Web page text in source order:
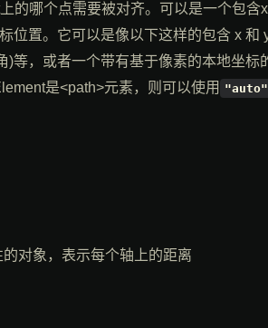
的哪个点需要被对齐。可以是一个包含
位置。它可以是像以下这样的包含 x 和
)等，或者一个带有基于像素的本地坐标
是<path>元素，则可以使用 "auto"
对象，表示每个轴上的距离